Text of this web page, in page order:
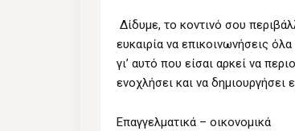
Δίδυμε, το κοντινό σου
ευκαιρία να επικοινωνήσεις
γι’ αυτό που είσαι αρκεί να
ενοχλήσει και να δημιουργήσει
Επαγγελματικά – οικονομικά